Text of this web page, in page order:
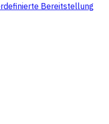
Bereitstellung